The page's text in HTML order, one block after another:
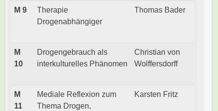
M 9
Therapie
Drogenabhängiger
Thomas Bader
M
10
Drogengebrauch als
interkulturelles Phänomen
Christian von
Wolffersdorff
M
11
Mediale Reflexion zum
Thema Drogen,
Karsten Fritz